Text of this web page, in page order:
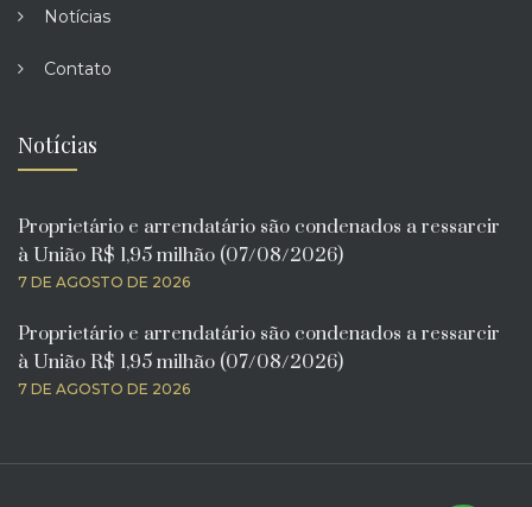
Notícias
Contato
Notícias
Proprietário e arrendatário são condenados a ressarcir
à União R$ 1,95 milhão (07/08/2026)
7 DE AGOSTO DE 2026
Proprietário e arrendatário são condenados a ressarcir
à União R$ 1,95 milhão (07/08/2026)
7 DE AGOSTO DE 2026